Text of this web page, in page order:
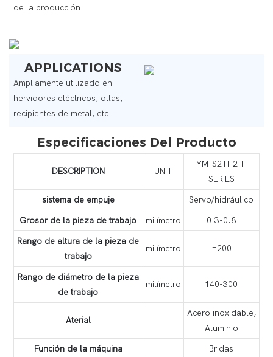
de la producción.
APPLICATIONS
Ampliamente utilizado en
hervidores eléctricos, ollas,
recipientes de metal, etc.
Especificaciones Del Producto
DESCRIPTION UNIT
YM-S2TH2-F
SERIES
sistema de empuje
Servo/hidráulico
Grosor de la pieza de trabajo
milímetro
0.3-0.8
Rango de altura de la pieza de
trabajo
milímetro =200
Rango de diámetro de la pieza
de trabajo
milímetro 140-300
Aterial
Acero inoxidable,
Aluminio
Función de la máquina
Bridas